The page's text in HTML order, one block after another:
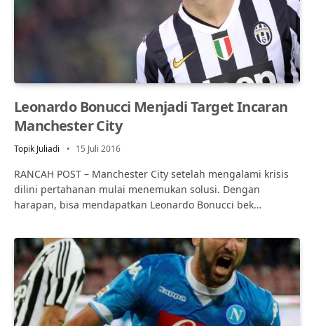
Leonardo Bonucci Menjadi Target Incaran
Manchester City
Topik Juliadi 15 Juli 2016
RANCAH POST – Manchester City setelah mengalami krisis
dilini pertahanan mulai menemukan solusi. Dengan
harapan, bisa mendapatkan Leonardo Bonucci bek…